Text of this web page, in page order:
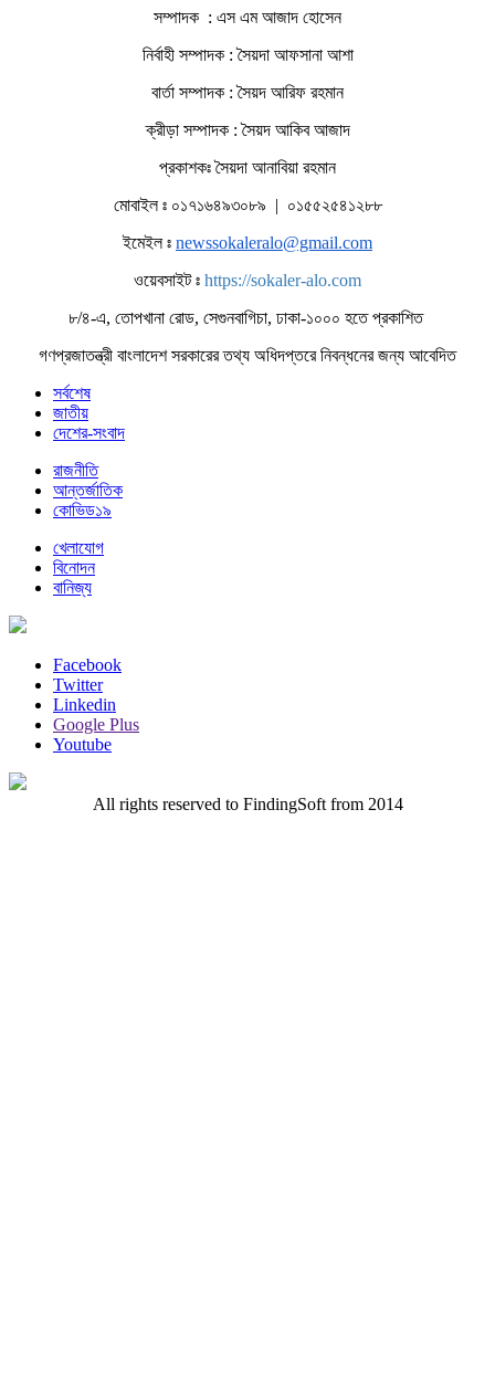
সম্পাদক : এস এম আজাদ হোসেন
নির্বাহী সম্পাদক : সৈয়দা আফসানা আশা
বার্তা সম্পাদক : সৈয়দ আরিফ রহমান
ক্রীড়া সম্পাদক : সৈয়দ আকিব আজাদ
প্রকাশকঃ সৈয়দা আনাবিয়া রহমান
মোবাইল ঃ ০১৭১৬৪৯৩০৮৯ | ০১৫৫২৫৪১২৮৮
ইমেইল ঃ newssokaleralo@gmail.com
ওয়েবসাইট ঃ https://sokaler-alo.com
৮/৪-এ, তোপখানা রোড, সেগুনবাগিচা, ঢাকা-১০০০ হতে প্রকাশিত
গণপ্রজাতন্ত্রী বাংলাদেশ সরকারের তথ্য অধিদপ্তরে নিবন্ধনের জন্য আবেদিত
সর্বশেষ
জাতীয়
দেশের-সংবাদ
রাজনীতি
আন্তর্জাতিক
কোভিড১৯
খেলাযোগ
বিনোদন
বানিজ্য
Facebook
Twitter
Linkedin
Google Plus
Youtube
All rights reserved to FindingSoft from 2014